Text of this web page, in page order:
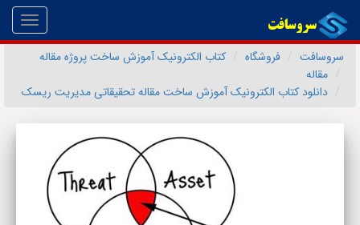
سروسافت
فروشگاه
کتاب الکترونیک آموزش ساخت پروژه مقاله
مقاله
دانلود کتاب الکترونیک آموزش ساخت مقاله تحقیقاتی مدیریت ریسک